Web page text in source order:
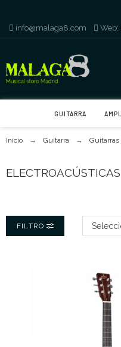
info@malaga8.com Web:
GUITARRA
Inicio Guitarra
ELECTROACÚSTICAS
FILTRO